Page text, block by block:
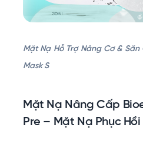
Mặt Nạ Hỗ Trợ Nâng Cơ &
Mask S
Mặt Nạ Nâng Cấp
Pre – Mặt Nạ Phục